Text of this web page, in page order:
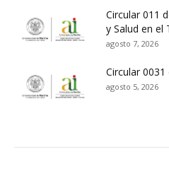
Circular 011
y Salud en el
agosto 7, 2026
Circular
agosto 5, 2026